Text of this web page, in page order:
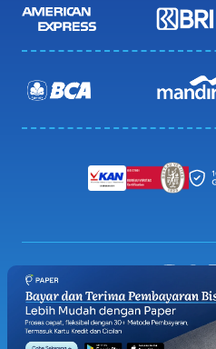
© 2026 Paper.id (PT
Privacy
Terms &